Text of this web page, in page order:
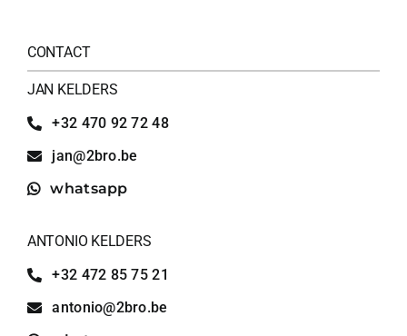
CONTACT
JAN KELDERS
+32 470 92 72 48
jan@2bro.be
whatsapp
ANTONIO KELDERS
+32 472 85 75 21
antonio@2bro.be